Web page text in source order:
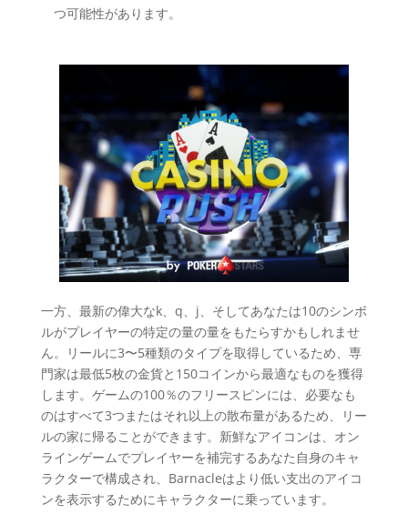
つ可能性があります。
一方、最新の偉大なk、q、j、そしてあなたは10のシンボ
ルがプレイヤーの特定の量の量をもたらすかもしれませ
ん。リールに3〜5種類のタイプを取得しているため、専
門家は最低5枚の金貨と150コインから最適なものを獲得
します。ゲームの100％のフリースピンには、必要なも
のはすべて3つまたはそれ以上の散布量があるため、リー
ルの家に帰ることができます。新鮮なアイコンは、オン
ラインゲームでプレイヤーを補完するあなた自身のキャ
ラクターで構成され、Barnacleはより低い支出のアイコ
ンを表示するためにキャラクターに乗っています。